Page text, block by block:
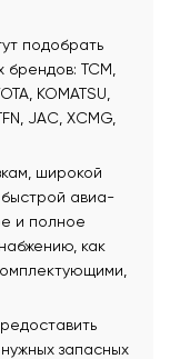
подобрать
TCM,
KOMATSU,
JAC, XCMG,
широкой
авиа-
и полное
как
запасных